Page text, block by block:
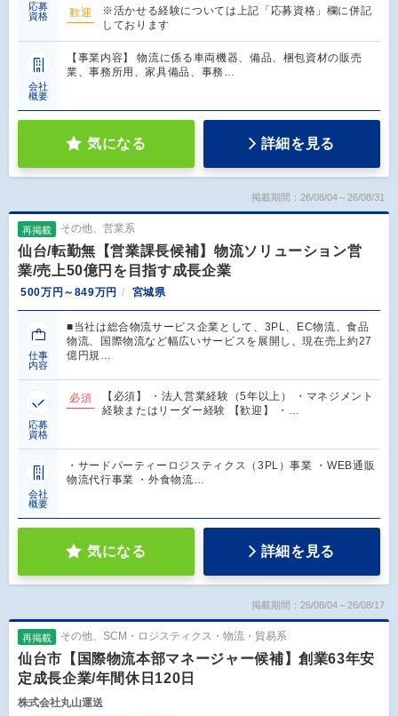
応募
資格
歓迎
※活かせる経験については上記「応募資格」欄に併記
しております
会社
概要
【事業内容】 物流に係る車両機器、備品、梱包資材の販売
業、事務所用、家具備品、事務…
気になる 詳細を見る
掲載期間：26/08/04～26/08/31
再掲載 その他、営業系
仙台/転勤無【営業課長候補】物流ソリューション営
業/売上50億円を目指す成長企業
500万円～849万円 宮城県
仕事
内容
■当社は総合物流サービス企業として、3PL、EC物流、食品
物流、国際物流など幅広いサービスを展開し、現在売上約27
億円規…
応募
資格
必須
【必須】 ・法人営業経験（5年以上） ・マネジメント
経験またはリーダー経験 【歓迎】 ・…
会社
概要
・サードパーティーロジスティクス（3PL）事業 ・WEB通販
物流代行事業 ・外食物流…
気になる 詳細を見る
掲載期間：26/08/04～26/08/17
再掲載 その他、SCM・ロジスティクス・物流・貿易系
仙台市【国際物流本部マネージャー候補】創業63年安
定成長企業/年間休日120日
株式会社丸山運送